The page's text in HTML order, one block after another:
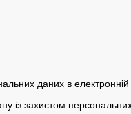
даних в
із захистом